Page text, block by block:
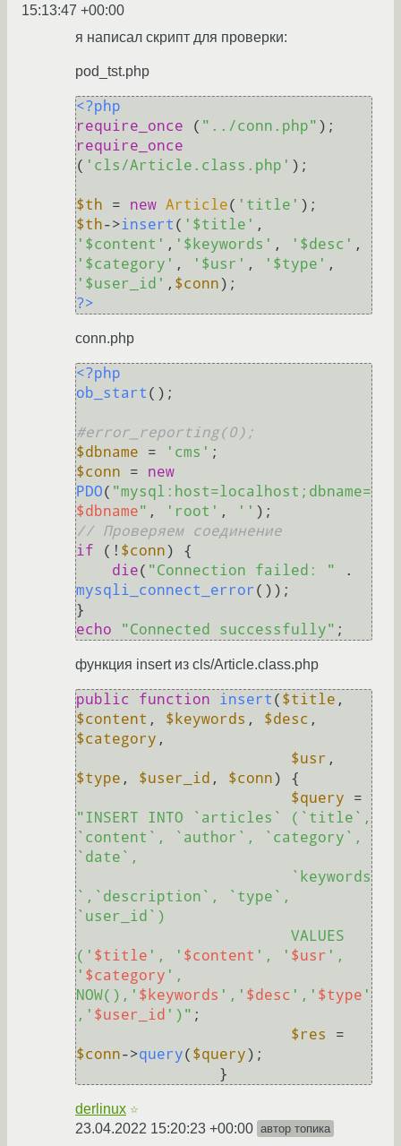
15:13:47 +00:00
я написал скрипт для проверки:
pod_tst.php
<?php
require_once ( "../conn.php"
require_once
( 'cls/Article.class.php' );
$th = new Article( 'title'
$th->insert ( '$title'
'$content' , '$keywords' , '$desc'
'$category' , '$usr' , '$type'
'$user_id' , $conn
?>
conn.php
<?php
ob_start ();
#error_reporting(0);
$dbname = 'cms'
$conn = new
PDO( "mysql:host=localhost;dbname=
$dbname" , 'root' , ''
// Проверяем соединение
if (! $conn) {
die( "Connection failed: "
mysqli_connect_error ());
echo
"Connected successfully"
функция insert из cls/Article.class.php
public function insert ( $title
$content , $keywords , $desc
$category ,
$usr
$type , $user_id , $conn) {
$query
"INSERT INTO `articles` (`title`,
`content`, `author`, `category`,
`date`,
`,`description`, `type`,
`user_id`)
(' $title ', ' $content ', ' $usr ',
' $category ',
NOW(),' $keywords ',' $desc ',' $type '
,' $user_id ')" ;
$res
$conn->query( $query);
derlinux ☆
23.04.2022 15:20:23 +00:00 автор топика